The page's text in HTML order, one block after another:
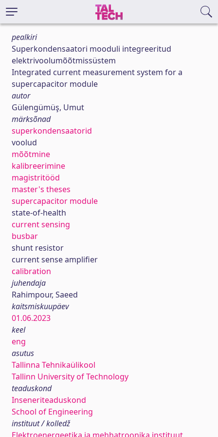
pealkiri
Superkondensaatori mooduli integreeritud
elektrivoolumõõtmissüstem
Integrated current measurement system for a
supercapacitor module
autor
Gülengümüş, Umut
märksõnad
superkondensaatorid
voolud
mõõtmine
kalibreerimine
magistritööd
master's theses
supercapacitor module
state-of-health
current sensing
busbar
shunt resistor
current sense amplifier
calibration
juhendaja
Rahimpour, Saeed
kaitsmiskuupäev
01.06.2023
keel
eng
asutus
Tallinna Tehnikaülikool
Tallinn University of Technology
teaduskond
Inseneriteaduskond
School of Engineering
instituut / kolledž